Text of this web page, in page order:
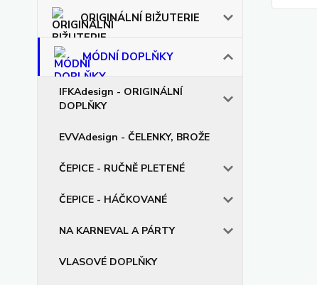
ORIGINÁLNÍ BIŽUTERIE
MÓDNÍ DOPLŇKY
IFKAdesign - ORIGINÁLNÍ
DOPLŇKY
EVVAdesign - ČELENKY, BROŽE
ČEPICE - RUČNĚ PLETENÉ
ČEPICE - HÁČKOVANÉ
NA KARNEVAL A PÁRTY
VLASOVÉ DOPLŇKY